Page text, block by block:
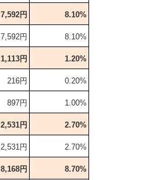
7,592円 8.10%
7,592円 8.10%
1,113円 1.20%
216円 0.20%
897円 1.00%
2,531円 2.70%
2,531円 2.70%
8,168円 8.70%